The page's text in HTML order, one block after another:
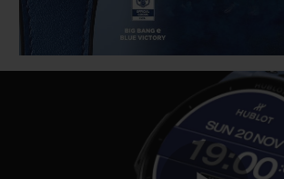
5+5 WARRANTY
JOIN HUBLOTISTA, EXTEND WARRANTY
EXPECTED DELIVERY
FREE DELIVERY & RETURNS